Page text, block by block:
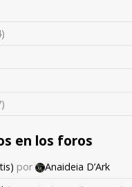
en los foros
por
Anaideia D’Ark